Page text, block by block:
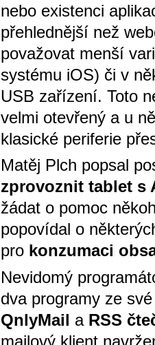
nebo existenci
přehlednější než
považovat menší
systému iOS) či v
USB zařízení. Toto
velmi otevřený a u
klasické periferie
Matěj Plch popsal
zprovoznit tablet s
žádat o pomoc
popovídal o
pro konzumaci
Nevidomý
dva programy ze
QnlyMail a RSS